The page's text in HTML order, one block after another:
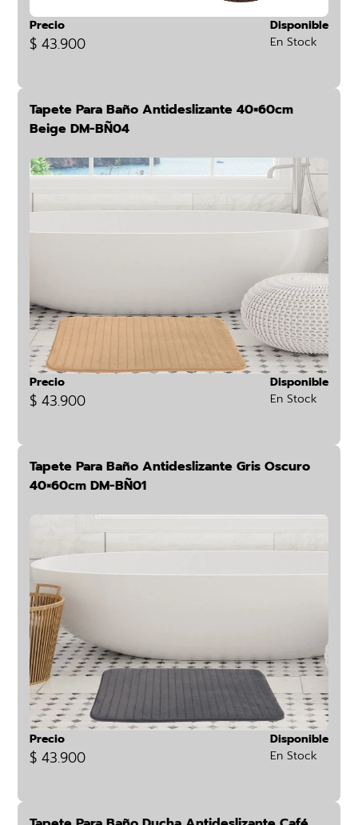
Precio
$ 43.900
Disponible
En Stock
Tapete Para Baño Antideslizante 40×60cm
Beige DM-BÑ04
Precio
$ 43.900
Disponible
En Stock
Tapete Para Baño Antideslizante Gris Oscuro
40×60cm DM-BÑ01
Precio
$ 43.900
Disponible
En Stock